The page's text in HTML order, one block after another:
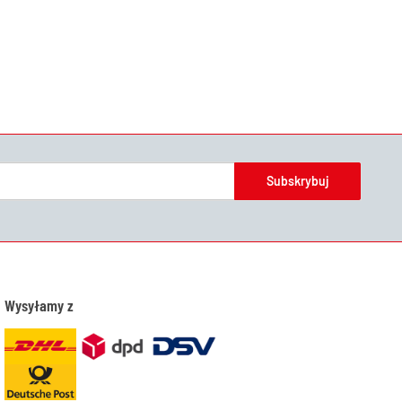
Subskrybuj
Wysyłamy z